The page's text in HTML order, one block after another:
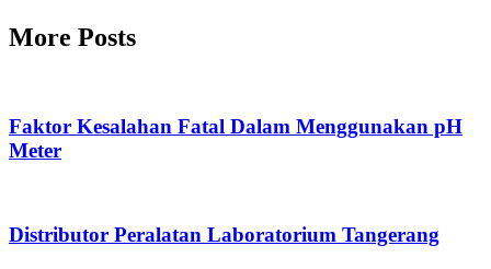
More Posts
Faktor Kesalahan Fatal Dalam Menggunakan pH
Meter
Distributor Peralatan Laboratorium Tangerang